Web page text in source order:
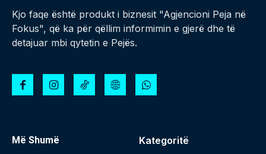
Kjo faqe është produkt i biznesit "Agjencioni Peja në
Fokus", që ka për qëllim informimin e gjerë dhe të
detajuar mbi qytetin e Pejës.
Më Shumë Kategoritë